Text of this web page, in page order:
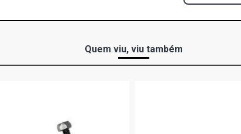
Quem viu, viu também